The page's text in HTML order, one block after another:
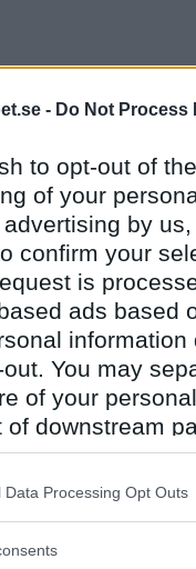
- Do Not Process
to opt-out of
of your
by
confirm your
is
ads based
You may
of your
of downstream
by us
Participants
that this
Data Processing Opt Outs